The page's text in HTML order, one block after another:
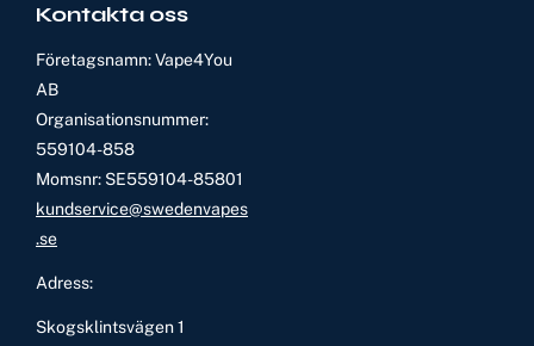
Kontakta oss
Företagsnamn: Vape4You
AB
Organisationsnummer:
559104-858
Momsnr: SE559104-85801
kundservice@swedenvapes
.se
Adress:
Skogsklintsvägen 1